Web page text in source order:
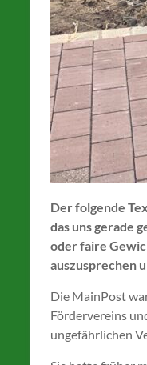
Der folgende
das uns gerade
oder faire
auszusprechen
Die MainPost
Fördervereins
ungefährlichen